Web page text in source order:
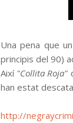
Una pena que
principis del 90)
Així "Collita Roja"
han estat
http://